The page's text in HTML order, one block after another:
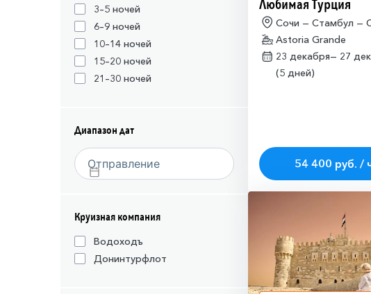
3–5 ночей
6–9 ночей
10–14 ночей
15–20 ночей
21–30 ночей
Диапазон дат
Круизная компания
Водоходъ
Донинтурфлот
Любимая Турция
Сочи — Стамбул —
Astoria Grande
23 декабря— 27
(5 дней)
54 400 руб. /